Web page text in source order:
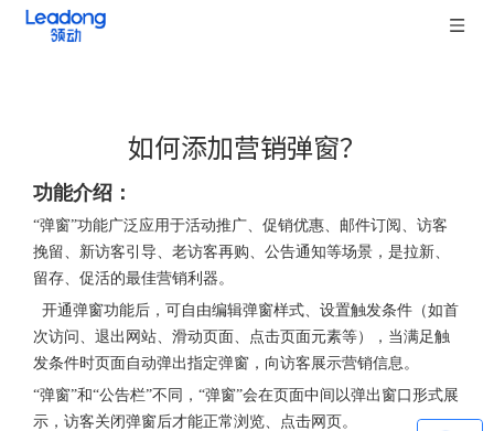
如何添加营销弹窗？
["wechat","weibo","qzone","douban","email"]
功能介绍：
“弹窗”功能广泛应用于活动推广、促销优惠、邮件订阅、访客
挽留、新访客引导、老访客再购、公告通知等场景，是拉新、
留存、促活的最佳营销利器。
开通弹窗功能后，可自由编辑弹窗样式、设置触发条件（如首
次访问、退出网站、滑动页面、点击页面元素等），当满足触
发条件时页面自动弹出指定弹窗，向访客展示营销信息。
“弹窗”和“公告栏”不同，“弹窗”会在页面中间以弹出窗口形式展
示，访客关闭弹窗后才能正常浏览、点击网页。